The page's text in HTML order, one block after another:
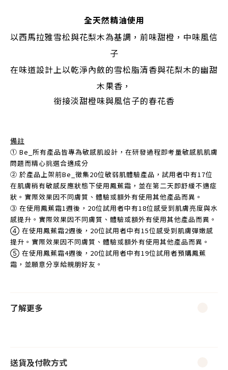
全天然精油使用
以西馬拉雅雪松與花梨木為基調，前味甜橙，中味風信
子
在味道設計上以乾淨內斂的雪松脂清香與花梨木的幽甜
木果香，
銜接淡甜橙味與風信子的春花香
備註
➀ Be_所有產品皆專為敏感肌設計，在研發過程即考量敏感肌肌膚
問題而精心挑選合適成分
➁ 於產品上架前Be_徵集20位敏弱肌體驗產品，試用者中有17位
在肌膚稍有敏感反應狀態下使用鳳蕉霜，並在第二天即舒緩不適症
狀。實際效果因不同膚質、體驗或額外有使用其他產品而異。
➂ 在使用鳳蕉霜1週後，20位試用者中有18位感受到肌膚亮度與水
感提升。實際效果因不同膚質、體驗或額外有使用其他產品而異。
➃ 在使用鳳蕉霜2週後，20位試用者中有15位感受到肌膚彈嫩感
提升。實際效果因不同膚質、體驗或額外有使用其他產品而異。
➄ 在使用鳳蕉霜4週後，20位試用者中有19位試用者預購鳳蕉
霜，並願意分享給親朋好友。
了解更多
送貨及付款方式